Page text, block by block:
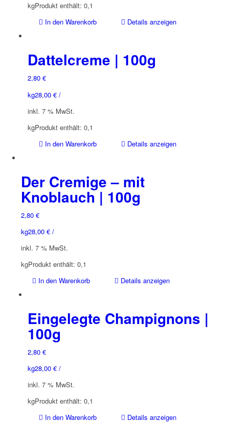
Produktseite
Produkt enthält: 0,1
kg
In den Warenkorb
Details anzeigen
Dattelcreme | 100g
2,80 €
28,00 €/
kg
inkl. 7 % MwSt.
Produkt enthält: 0,1
kg
In den Warenkorb
Details anzeigen
Der Cremige – mit
Knoblauch | 100g
2,80 €
28,00 €/
kg
inkl. 7 % MwSt.
Produkt enthält: 0,1
kg
In den Warenkorb
Details anzeigen
Eingelegte Champignons |
100g
2,80 €
28,00 €/
kg
inkl. 7 % MwSt.
Produkt enthält: 0,1
kg
In den Warenkorb
Details anzeigen